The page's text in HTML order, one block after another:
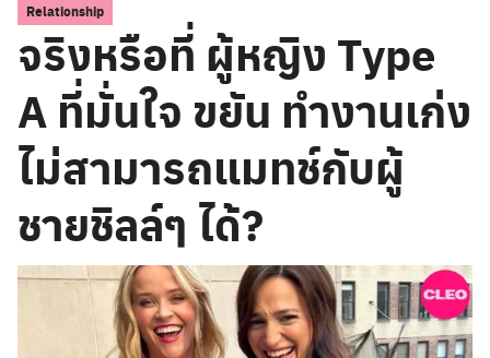
Relationship
จริงหรือที่ ผู้หญิง Type
A ที่มั่นใจ ขยัน ทำงานเก่ง
ไม่สามารถแมทช์กับผู้
ชายชิลล์ๆ ได้?